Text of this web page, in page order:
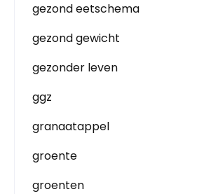
gezond eetschema
gezond gewicht
gezonder leven
ggz
granaatappel
groente
groenten